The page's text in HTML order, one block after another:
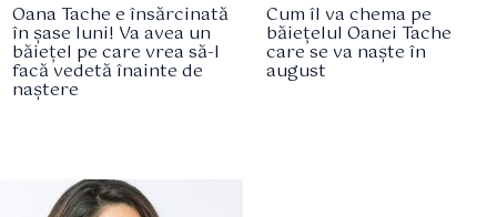
Oana Tache e însărcinată
în șase luni! Va avea un
băiețel pe care vrea să-l
facă vedetă înainte de
naștere
Cum îl va chema pe
băiețelul Oanei Tache
care se va naște în
august